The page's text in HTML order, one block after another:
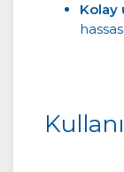
Kolay